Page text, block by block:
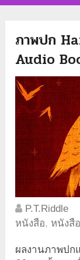
ภาพปก
Audio
P.T.Riddle
หนังสือ, หนังสื
ผลงานภาพปก